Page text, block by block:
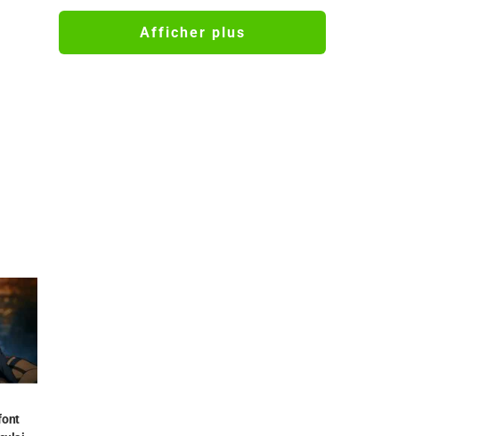
représentant les trois filles de «
Afficher plus